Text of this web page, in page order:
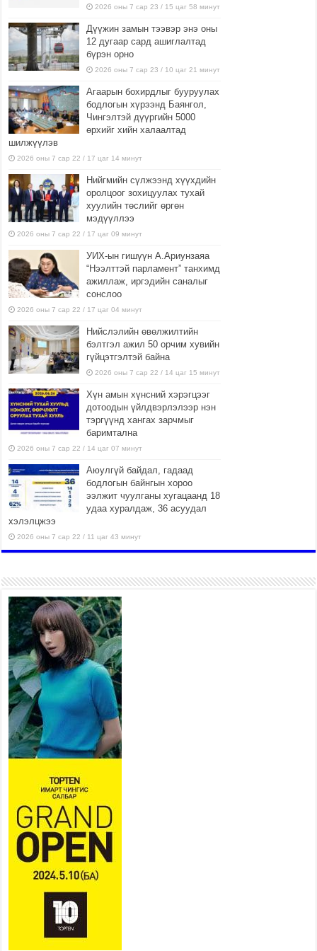
2026 оны 7 сар 23 / 15 цаг 58 минут
Дүүжин замын тээвэр энэ оны
12 дугаар сард ашиглалтад
бүрэн орно
2026 оны 7 сар 23 / 10 цаг 21 минут
Агаарын бохирдлыг бууруулах
бодлогын хүрээнд Баянгол,
Чингэлтэй дүүргийн 5000
өрхийг хийн халаалтад
шилжүүлэв
2026 оны 7 сар 22 / 17 цаг 14 минут
Нийгмийн сүлжээнд хүүхдийн
оролцоог зохицуулах тухай
хуулийн төслийг өргөн
мэдүүллээ
2026 оны 7 сар 22 / 17 цаг 09 минут
УИХ-ын гишүүн А.Ариунзаяа
“Нээлттэй парламент” танхимд
ажиллаж, иргэдийн саналыг
сонслоо
2026 оны 7 сар 22 / 17 цаг 04 минут
Нийслэлийн өвөлжилтийн
бэлтгэл ажил 50 орчим хувийн
гүйцэтгэлтэй байна
2026 оны 7 сар 22 / 14 цаг 15 минут
Хүн амын хүнсний хэрэгцээг
дотоодын үйлдвэрлэлээр нэн
тэргүүнд хангах зарчмыг
баримтална
2026 оны 7 сар 22 / 14 цаг 07 минут
Аюулгүй байдал, гадаад
бодлогын байнгын хороо
ээлжит чуулганы хугацаанд 18
удаа хуралдаж, 36 асуудал
хэлэлцжээ
2026 оны 7 сар 22 / 11 цаг 43 минут
боломжтой-Хүүхэд хөгжүүлэх
төв” байгуулах төсөлд төр,
хувийн хэвшлийн түншлэлийн хүрээнд хамтран
ажиллахыг урьж байна
2026 оны 7 сар 22 / 9 цаг 28 минут
Б.Пүрэвдагва: “Урт цагаан”-ыг
залуучууд чөлөөт цагаа
өнгөрүүлдэг, жуулчид зорьж
ирдэг цэг болгоно
2026 оны 7 сар 21 / 16 цаг 47 минут
Тусгай замын автобус /BRT/ төслийн удирдах
хорооны ээлжит хуралдаан боллоо
Ерөнхий сайд Н.Учрал БНХАУ-аас Монгол Улсад
суугаа Элчин сайд Шэнь Миньжюанийг хүлээн
авч уулзав
2026 оны 7 сар 21 / 16 цаг 39 минут
БҮГД НАЙРАМДАХ ТАЖИКИСТАН УЛСТАЙ
ЭДИЙН ЗАСГИЙН ХАМТЫН АЖИЛЛАГААГ
ӨРГӨЖҮҮЛНЭ
2026 оны 7 сар 21 / 16 цаг 34 минут
26,992 суралцагч хотхоны бага сургуульд, 8100
суралцагч төрөлжсөн ахлах сургуульд
суралцана